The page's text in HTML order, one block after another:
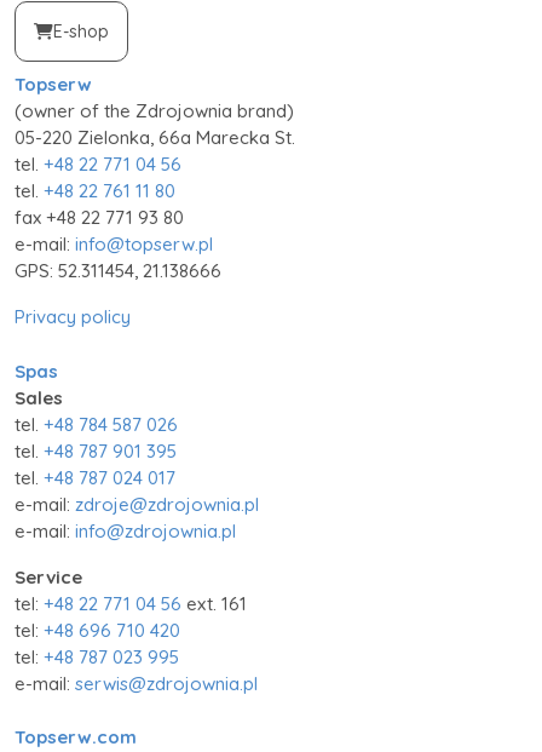
E-shop
Topserw
(owner of the Zdrojownia brand)
05-220 Zielonka, 66a Marecka St.
tel. +48 22 771 04 56
tel. +48 22 761 11 80
fax +48 22 771 93 80
e-mail: info@topserw.pl
GPS: 52.311454, 21.138666
Privacy policy
Spas
Sales
tel. +48 784 587 026
tel. +48 787 901 395
tel. +48 787 024 017
e-mail: zdroje@zdrojownia.pl
e-mail: info@zdrojownia.pl
Service
tel: +48 22 771 04 56 ext. 161
tel: +48 696 710 420
tel: +48 787 023 995
e-mail: serwis@zdrojownia.pl
Topserw.com